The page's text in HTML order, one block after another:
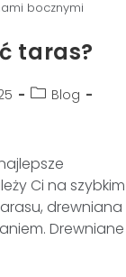
bocznymi
taras?
Blog
Ci na szybkim
drewniana
Drewniane